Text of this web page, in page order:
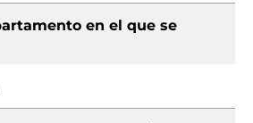
en el que se